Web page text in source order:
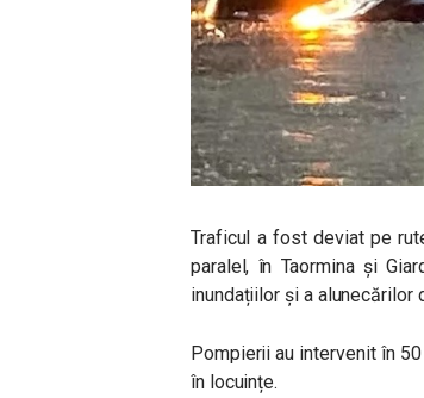
Traficul a fost deviat pe
paralel, în Taormina și
inundațiilor și a alunecărilor
Pompierii au intervenit în
în locuințe.